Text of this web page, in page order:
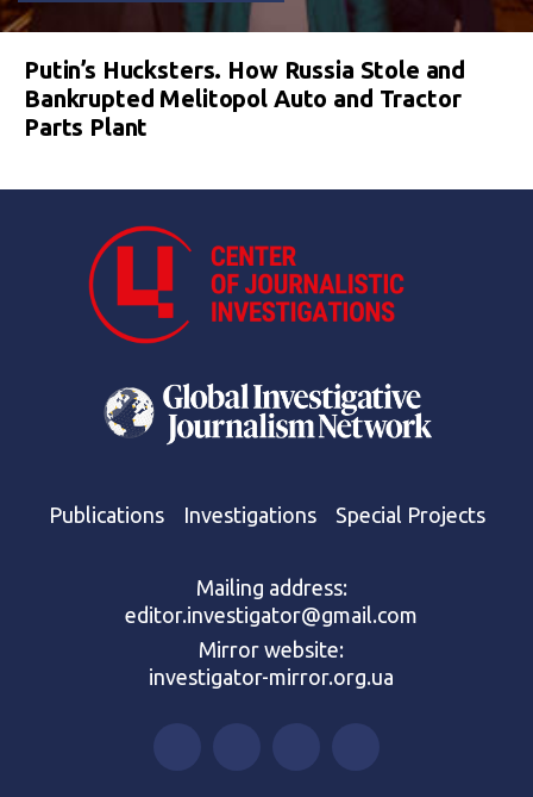
Putin’s Hucksters. How Russia Stole and
Bankrupted Melitopol Auto and Tractor
Parts Plant
Publications Investigations Special Projects
Mailing address:
editor.investigator@gmail.com
Mirror website:
investigator-mirror.org.ua